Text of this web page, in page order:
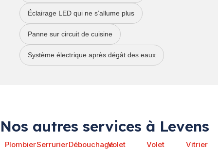
Éclairage LED qui ne s’allume plus
Panne sur circuit de cuisine
Système électrique après dégât des eaux
Nos autres services à Levens
PlombierSerrurierDébouchageVolet
Volet
Vitrier